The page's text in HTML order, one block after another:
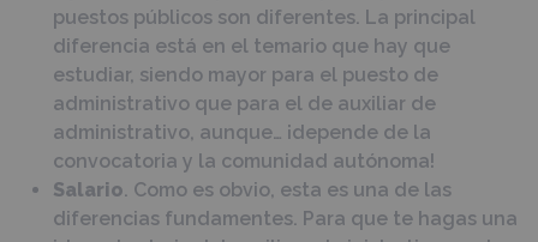
puestos públicos son diferentes. La principal
diferencia está en el temario que hay que
estudiar, siendo mayor para el puesto de
administrativo que para el de auxiliar de
administrativo, aunque… ¡depende de la
convocatoria y la comunidad autónoma!
Salario. Como es obvio, esta es una de las
diferencias fundamentes. Para que te hagas una